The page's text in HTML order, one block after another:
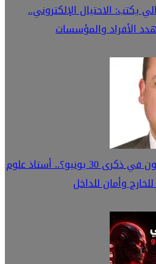
الاحتيال الإلكتروني..
الأفراد والمؤسسات
ما سر افتتاح الأوكتاغون في ذكرى 30 يونيو؟.. أستاذ علوم
وأمان للداخل